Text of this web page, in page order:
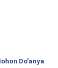
Do'anya